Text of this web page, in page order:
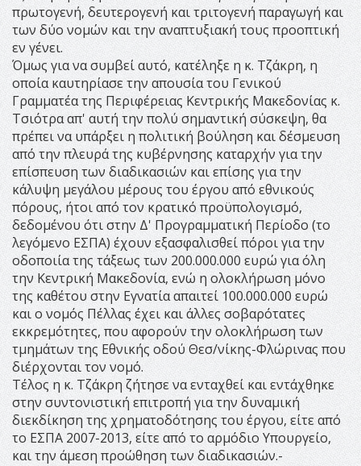
πρωτογενή, δευτερογενή και τριτογενή παραγωγή και
των δύο νομών και την αναπτυξιακή τους προοπτική
εν γένει.
Όμως για να συμβεί αυτό, κατέληξε η κ. Τζάκρη, η
οποία καυτηρίασε την απουσία του Γενικού
Γραμματέα της Περιφέρειας Κεντρικής Μακεδονίας κ.
Τσιότρα απ' αυτή την πολύ σημαντική σύσκεψη, θα
πρέπει να υπάρξει η πολιτική βούληση και δέσμευση
από την πλευρά της κυβέρνησης καταρχήν για την
επίσπευση των διαδικασιών και επίσης για την
κάλυψη μεγάλου μέρους του έργου από εθνικούς
πόρους, ήτοι από τον κρατικό προϋπολογισμό,
δεδομένου ότι στην Δ' Προγραμματική Περίοδο (το
λεγόμενο ΕΣΠΑ) έχουν εξασφαλισθεί πόροι για την
οδοποιία της τάξεως των 200.000.000 ευρώ για όλη
την Κεντρική Μακεδονία, ενώ η ολοκλήρωση μόνο
της καθέτου στην Εγνατία απαιτεί 100.000.000 ευρώ
και ο νομός Πέλλας έχει και άλλες σοβαρότατες
εκκρεμότητες, που αφορούν την ολοκλήρωση των
τμημάτων της Εθνικής οδού Θεσ/νίκης-Φλώρινας που
διέρχονται τον νομό.
Τέλος η κ. Τζάκρη ζήτησε να ενταχθεί και εντάχθηκε
στην συντονιστική επιτροπή για την δυναμική
διεκδίκηση της χρηματοδότησης του έργου, είτε από
το ΕΣΠΑ 2007-2013, είτε από το αρμόδιο Υπουργείο,
και την άμεση προώθηση των διαδικασιών.-